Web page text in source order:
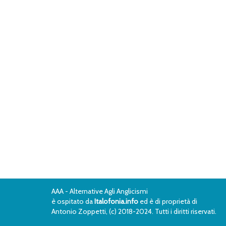
AAA - Alternative Agli Anglicismi
è ospitato daItalofonia.info ed è di proprietà di
Antonio Zoppetti, (c) 2018-2024. Tutti i diritti riservati.